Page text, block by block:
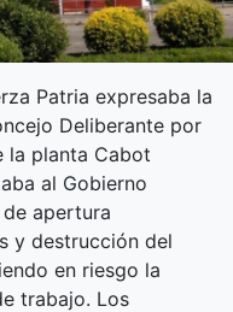
Patria expresaba la
Deliberante por
la planta Cabot
al Gobierno
apertura
y destrucción del
en riesgo la
trabajo. Los